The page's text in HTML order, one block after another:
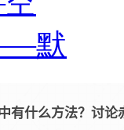
有什么方法？讨